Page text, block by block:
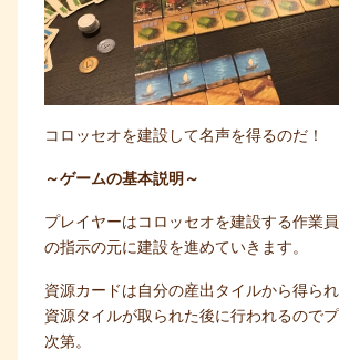
コロッセオを建設して名声を得るのだ！
～ゲームの基本説明～
プレイヤーはコロッセオを建設する作業
の指示の元に建設を進めていきます。
資源カードは自分の産出タイルから得ら
資源タイルが取られた後に行われるので
次第。